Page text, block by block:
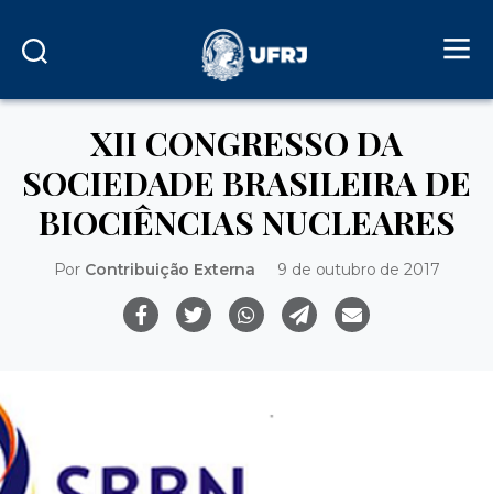
XII CONGRESSO DA
SOCIEDADE BRASILEIRA DE
BIOCIÊNCIAS NUCLEARES
Por Contribuição Externa 9 de outubro de 2017